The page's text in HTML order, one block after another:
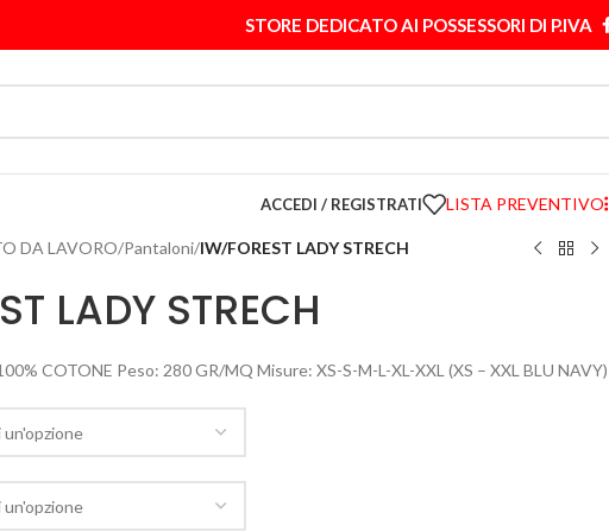
STORE DEDICATO AI POSSESSORI DI P.IVA
ACCEDI / REGISTRATI LISTA PREVENTIVO
DA LAVORO/Pantaloni/IW/FOREST LADY STRECH
LADY STRECH
COTONE Peso: 280 GR/MQ Misure: XS-S-M-L-XL-XXL (XS – XXL BLU NAVY)